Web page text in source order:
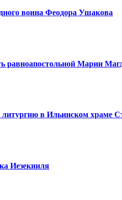
воина Феодора Ушакова
равноапостольной Марии
в Ильинском храме
Иезекииля